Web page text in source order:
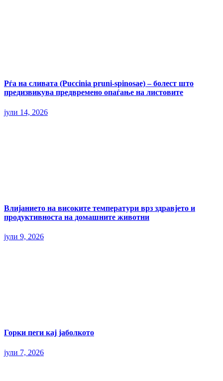
Рѓа на сливата (Puccinia pruni-spinosae) – болест што
предизвикува предвремено опаѓање на листовите
јули 14, 2026
Влијанието на високите температури врз здравјето и
продуктивноста на домашните животни
јули 9, 2026
Горки пеги кај јаболкото
јули 7, 2026